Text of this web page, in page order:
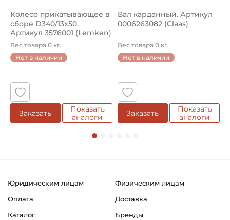
Колесо прикатывающее в
сборе D340/13x50.
Артикул 3576001 (Lemken)
Вес товара 0 кг.
Нет в наличии
Заказать
Показать
аналоги
Вал карданный. Артикул
0006263082 (Claas)
Вес товара 0 кг.
Нет в наличии
Заказать
Показать
аналоги
Юридическим лицам
Физическим лицам
Оплата
Доставка
Каталог
Бренды